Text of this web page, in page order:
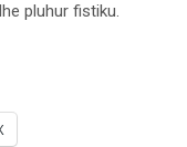
pluhur fistiku.